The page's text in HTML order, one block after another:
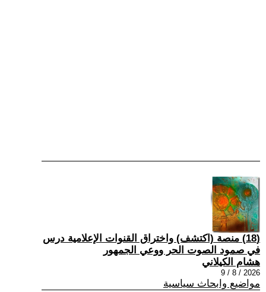
(18) منصة (اكتشف) واختراق القنوات الإعلامية درس
في صمود الصوت الحر ووعي الجمهور
هشام الكيلاني
2026 / 8 / 9
مواضيع وابحاث سياسية